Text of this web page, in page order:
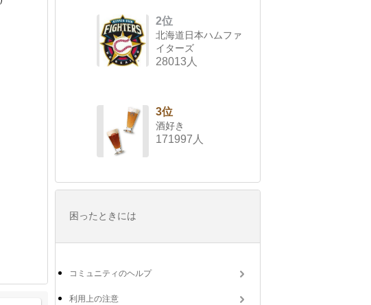
2位
北海道日本ハムファ
イターズ
28013人
3位
酒好き
171997人
困ったときには
コミュニティのヘルプ
利用上の注意